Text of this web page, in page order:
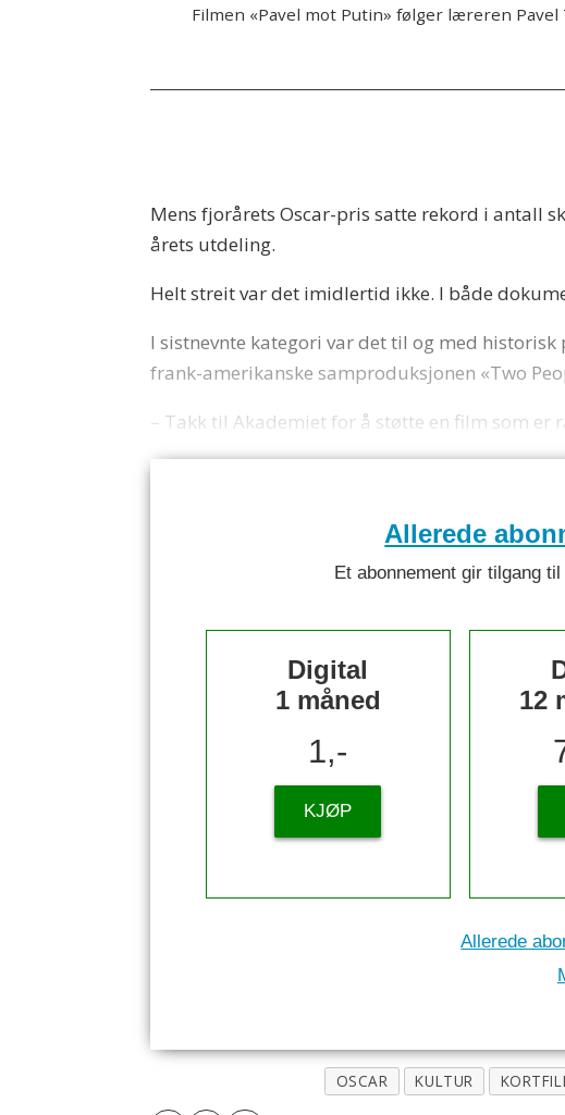
Filmen «Pavel mot Putin» følger læreren
Mens fjorårets Oscar-pris satte rekord i antall
årets utdeling.
Helt streit var det imidlertid ikke. I både
I sistnevnte kategori var det til og med
frank-amerikanske samproduksjonen «Two
– Takk til Akademiet for å støtte en film som er
Allerede
Et abonnement gir tilgang
Digital
1 måned
1,-
KJØP
12
Allerede
OSCAR KULTUR